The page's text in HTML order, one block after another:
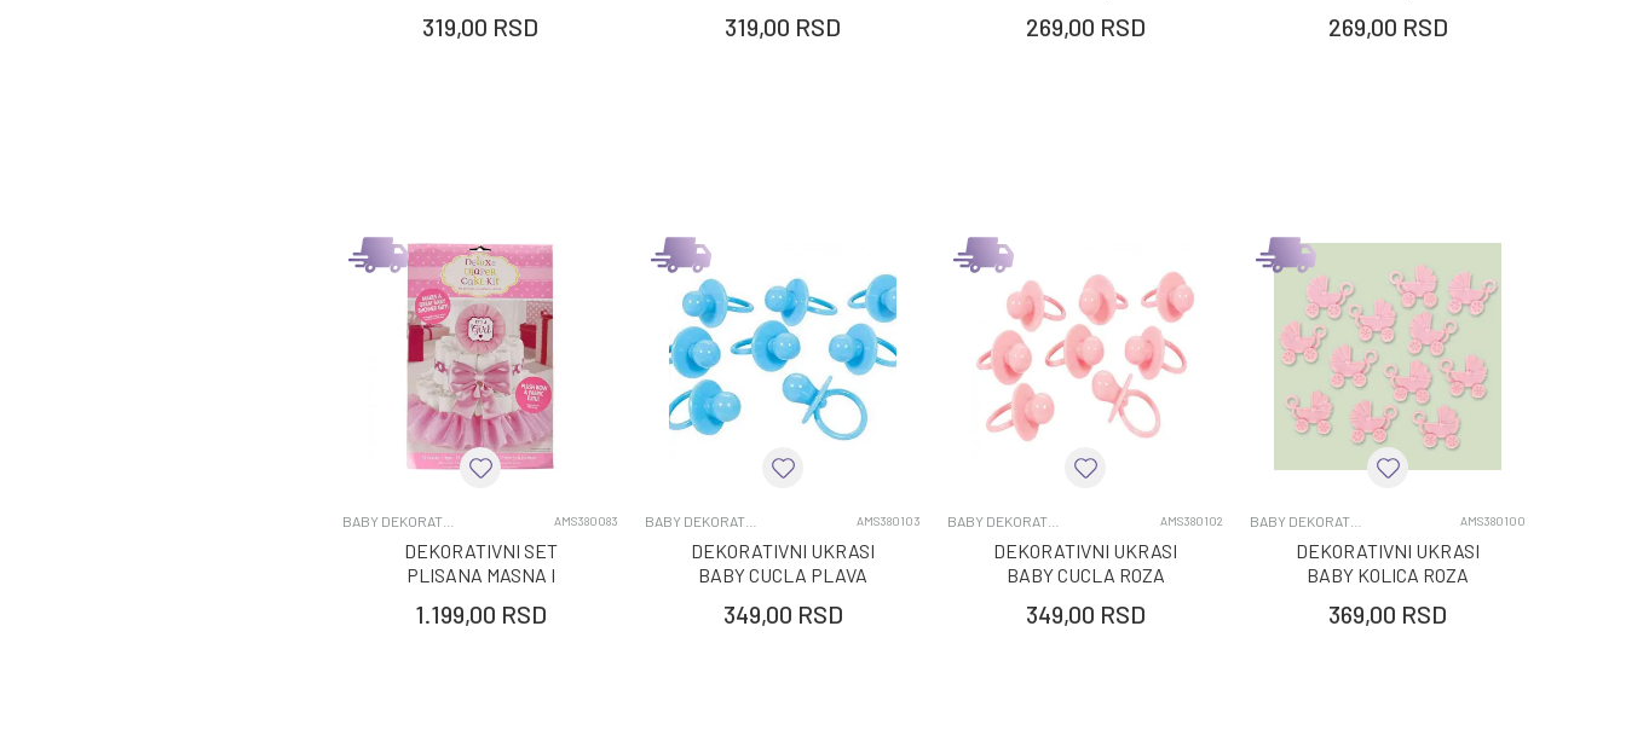
319,00 RSD 319,00 RSD 269,00 RSD 269,00 RSD
AMS380083
DEKORATIVNI SET
PLISANA MASNA I
34CM
1.199,00 RSD
AMS380103
DEKORATIVNI UKRASI
BABY CUCLA PLAVA
349,00 RSD
AMS380102
DEKORATIVNI UKRASI
BABY CUCLA ROZA
349,00 RSD
AMS380100
DEKORATIVNI UKRASI
BABY KOLICA ROZA
369,00 RSD